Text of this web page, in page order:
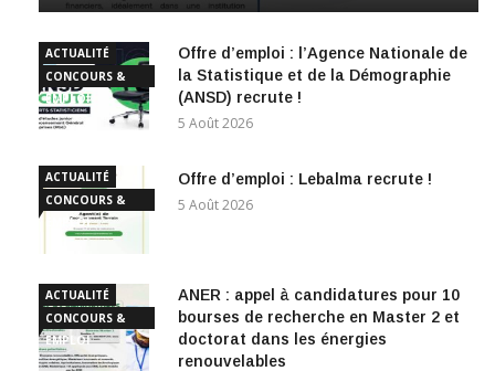
ACTUALITÉ
CONCOURS &
EMPLOI
Offre d’emploi : l’Agence Nationale de
la Statistique et de la Démographie
(ANSD) recrute !
5 Août 2026
ACTUALITÉ
CONCOURS &
EMPLOI
Offre d’emploi : Lebalma recrute !
5 Août 2026
ACTUALITÉ
CONCOURS &
EMPLOI
ANER : appel à candidatures pour 10
bourses de recherche en Master 2 et
doctorat dans les énergies
renouvelables